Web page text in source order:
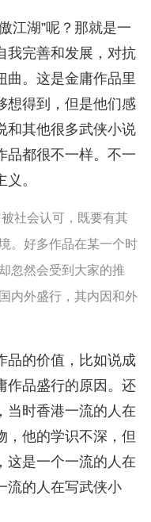
江湖”呢？那就是一
我完善和发展，对抗
曲。这是金庸作品里
想得到，但是他们感
和其他很多武侠小说
品都很不一样。不一
。
社会认可，既要有其
。好多作品在某一个时
忽然会受到大家的推
内外盛行，其内因和外
品的价值，比如说成
作品盛行的原因。还
当时香港一流的人在
，他的学识不深，但
这是一个一流的人在
流的人在写武侠小